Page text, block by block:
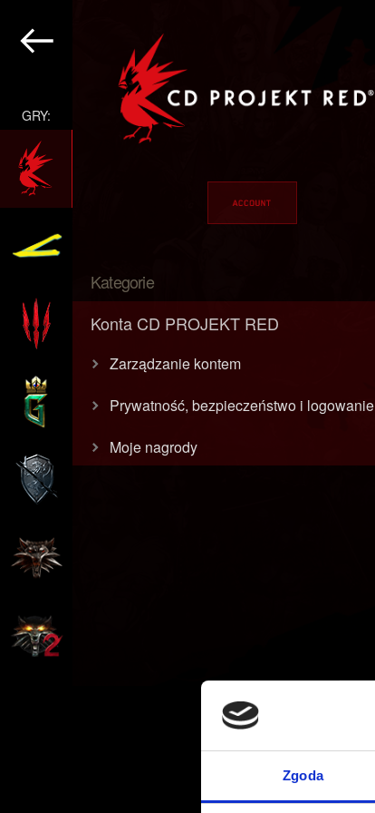
Zgoda
GRY:
Kategorie
Konta CD PROJEKT RED
Zarządzanie kontem
Prywatność, bezpieczeństwo i logowanie
Moje nagrody